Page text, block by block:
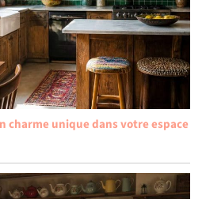
charme unique dans votre espace